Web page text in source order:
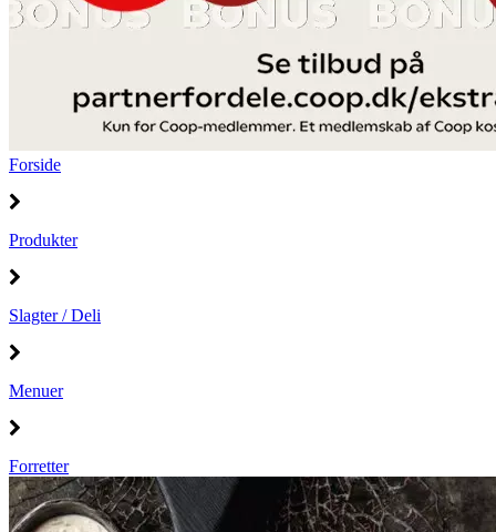
Forside
Produkter
Slagter / Deli
Menuer
Forretter